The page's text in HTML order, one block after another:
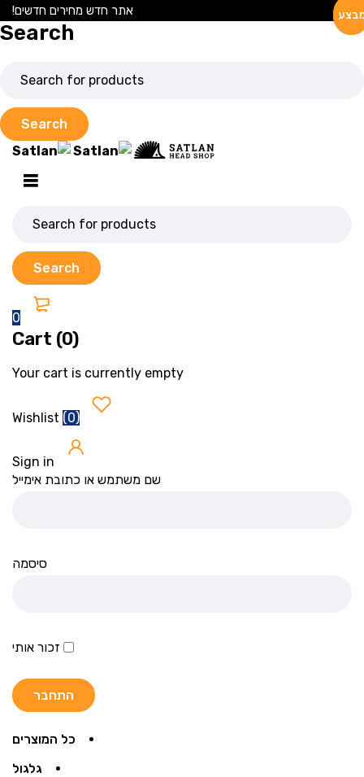
אתר חדש מחירים חדשים!
Search
0
Cart (0)
Your cart is currently empty
(0)
שם משתמש או כתובת אימייל
סיסמה
זכור אותי
כל המוצרים
גלגול